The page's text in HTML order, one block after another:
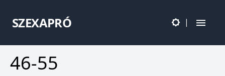
SZEXAPRÓ |
46-55